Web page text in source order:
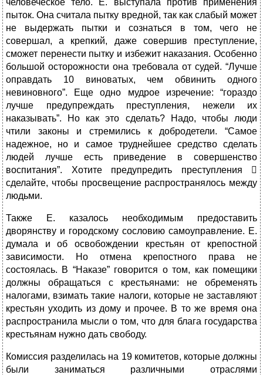
пыток. Она считала пытку вредной, так как слабый может
не выдержать пытки и сознаться в том, чего не
совершал, а крепкий, даже совершив преступление,
сможет перенести пытку и избежит наказания. Особенно
большой осторожности она требовала от судей. “Лучше
оправдать 10 виноватых, чем обвинить одного
невиновного”. Еще одно мудрое изречение: “гораздо
лучше предупреждать преступления, нежели их
наказывать”. Но как это сделать? Надо, чтобы люди
чтили законы и стремились к добродетели. “Самое
надежное, но и самое труднейшее средство сделать
людей лучше есть приведение в совершенство
воспитания”. Хотите предупредить преступления 
сделайте, чтобы просвещение распространялось между
людьми.
Также Е. казалось необходимым предоставить
дворянству и городскому сословию самоуправление. Е.
думала и об освобождении крестьян от крепостной
зависимости. Но отмена крепостного права не
состоялась. В “Наказе” говорится о том, как помещики
должны обращаться с крестьянами: не обременять
налогами, взимать такие налоги, которые не заставляют
крестьян уходить из дому и прочее. В то же время она
распространила мысли о том, что для блага государства
крестьянам нужно дать свободу.
Комиссия разделилась на 19 комитетов, которые должны
были заниматься различными отраслями